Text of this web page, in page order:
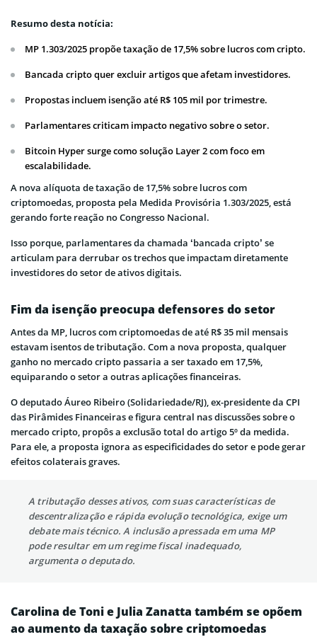
Resumo desta notícia:
MP 1.303/2025 propõe taxação de 17,5% sobre lucros com cripto.
Bancada cripto quer excluir artigos que afetam investidores.
Propostas incluem isenção até R$ 105 mil por trimestre.
Parlamentares criticam impacto negativo sobre o setor.
Bitcoin Hyper surge como solução Layer 2 com foco em
escalabilidade.
A nova alíquota de taxação de 17,5% sobre lucros com
criptomoedas, proposta pela Medida Provisória 1.303/2025, está
gerando forte reação no Congresso Nacional.
Isso porque, parlamentares da chamada ‘bancada cripto’ se
articulam para derrubar os trechos que impactam diretamente
investidores do setor de ativos digitais.
Fim da isenção preocupa defensores do setor
Antes da MP, lucros com criptomoedas de até R$ 35 mil mensais
estavam isentos de tributação. Com a nova proposta, qualquer
ganho no mercado cripto passaria a ser taxado em 17,5%,
equiparando o setor a outras aplicações financeiras.
O deputado Áureo Ribeiro (Solidariedade/RJ), ex-presidente da CPI
das Pirâmides Financeiras e figura central nas discussões sobre o
mercado cripto, propôs a exclusão total do artigo 5º da medida.
Para ele, a proposta ignora as especificidades do setor e pode gerar
efeitos colaterais graves.
A tributação desses ativos, com suas características de
descentralização e rápida evolução tecnológica, exige um
debate mais técnico. A inclusão apressada em uma MP
pode resultar em um regime fiscal inadequado,
argumenta o deputado.
Carolina de Toni e Julia Zanatta também se opõem
ao aumento da taxação sobre criptomoedas